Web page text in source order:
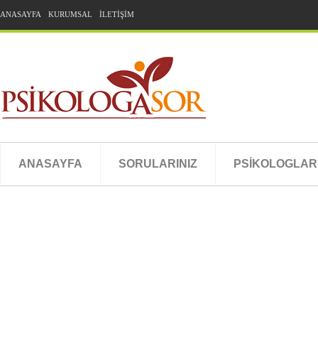
ANASAYFA KURUMSAL İLETİŞİM
ANASAYFA SORULARINIZ